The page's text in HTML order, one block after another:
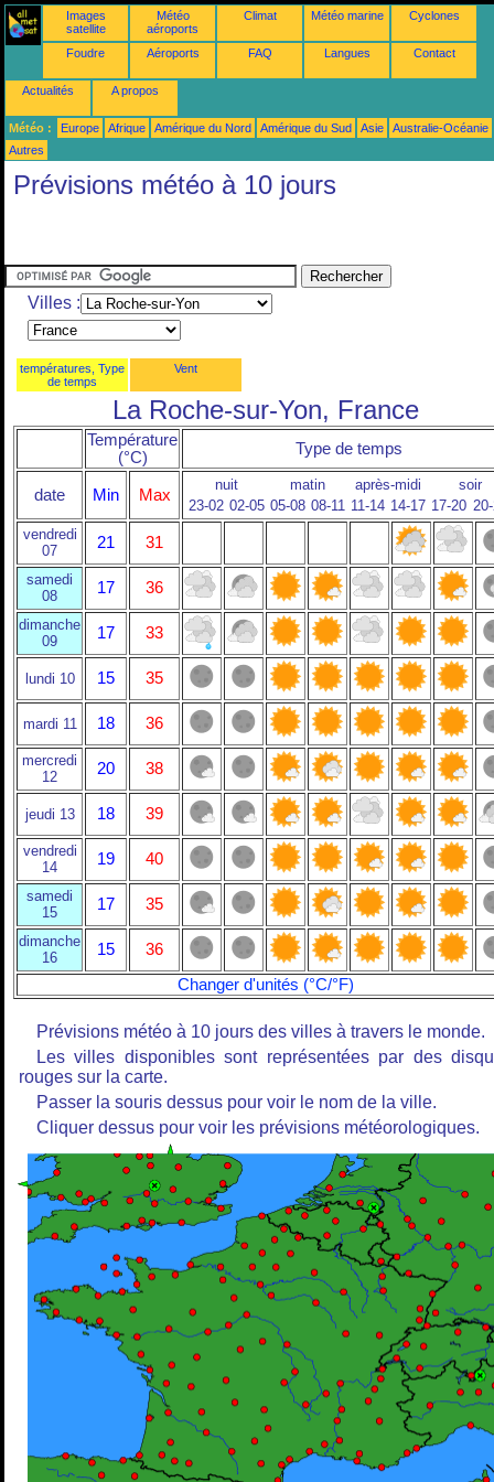
Images
satellite
Météo
aéroports
Climat Météo marine Cyclones
Foudre Aéroports FAQ Langues Contact
Actualités A propos
Météo : Europe Afrique Amérique du Nord Amérique du Sud Asie
Australie-Océanie
Autres
Prévisions météo à 10 jours
Villes :
températures, Type
de temps
Vent
La Roche-sur-Yon, France
Température
(°C)
Type de temps
date Min Max
nuit matin après-midi
soir
23-02 02-05 05-08 08-11 11-14 14-17 17-20
vendredi
07
21 31
samedi
08
17 36
dimanche
09
17 33
lundi 10 15 35
mardi 11 18 36
mercredi
12
20 38
jeudi 13 18 39
vendredi
14
19 40
samedi
15
17 35
dimanche
16
15
36
Changer d'unités (°C/°F)
Prévisions météo à 10 jours des villes à travers le monde.
Les villes disponibles sont représentées par des
rouges sur la carte.
Passer la souris dessus pour voir le nom de la ville.
Cliquer dessus pour voir les prévisions météorologiques.